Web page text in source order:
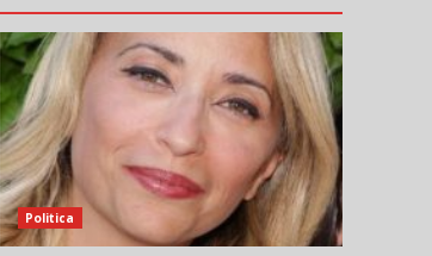
Politica